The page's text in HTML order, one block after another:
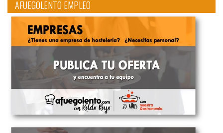
AFUEGOLENTO EMPLEO